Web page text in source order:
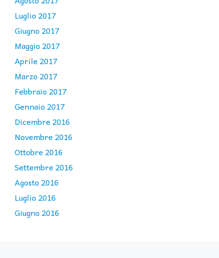
Luglio 2017
Giugno 2017
Maggio 2017
Aprile 2017
Marzo 2017
Febbraio 2017
Gennaio 2017
Dicembre 2016
Novembre 2016
Ottobre 2016
Settembre 2016
Agosto 2016
Luglio 2016
Giugno 2016